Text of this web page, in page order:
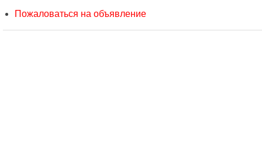
Пожаловаться на объявление